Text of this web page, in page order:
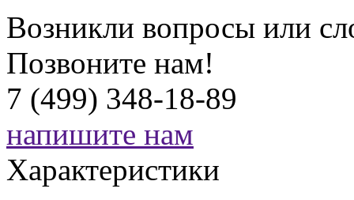
Возникли вопросы или
Позвоните нам!
7 (499) 348-18-89
напишите нам
Характеристики